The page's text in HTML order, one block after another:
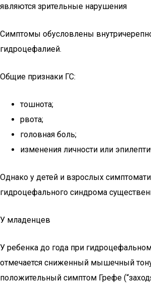
являются зрительные нарушения
Симптомы обусловлены
гидроцефалией.
Общие признаки ГС:
тошнота;
рвота;
головная боль;
изменения личности или
Однако у детей и взрослых
гидроцефального синдрома
У младенцев
У ребенка до года при
отмечается сниженный мышечный
положительный симптом Грефе